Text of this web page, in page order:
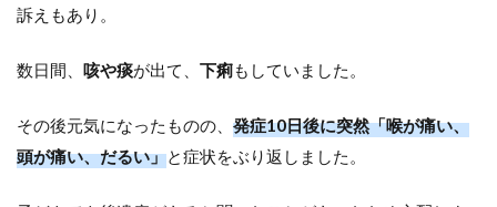
訴えもあり。
数日間、 咳や痰が出て、 下痢もしていました。
その後元気になったものの、 発症10日後に突然「喉が痛い、
頭が痛い、だるい」と症状をぶり返しました。